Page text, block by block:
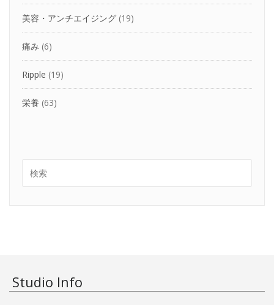
美容・アンチエイジング (19)
痛み (6)
Ripple (19)
栄養 (63)
Studio Info